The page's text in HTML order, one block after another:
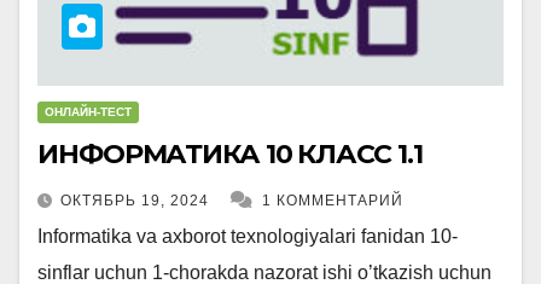
ОНЛАЙН-ТЕСТ
ИНФОРМАТИКА 10 КЛАСС 1.1
ОКТЯБРЬ 19, 2024 1 КОММЕНТАРИЙ
Informatika va axborot texnologiyalari fanidan 10-
sinflar uchun 1-chorakda nazorat ishi o’tkazish uchun